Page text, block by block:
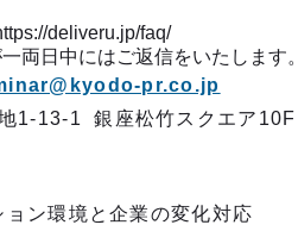
deliveru.jp/faq/
両日中にはご返信をいたします。
pr.co.jp
銀座松竹スクエア10F
ン環境と企業の変化対応